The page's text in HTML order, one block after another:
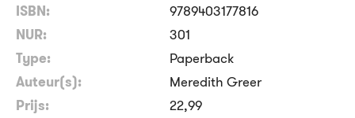
ISBN:
9789403177816
NUR:
301
Type:
Paperback
Auteur(s):
Meredith Greer
Prijs:
22,99